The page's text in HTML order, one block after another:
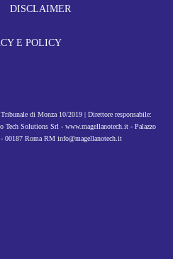
DISCLAIMER
E POLICY
di Monza 10/2019 | Direttore responsabile:
Tech Solutions Srl - www.magellanotech.it - Palazzo
00187 Roma RM info@magellanotech.it